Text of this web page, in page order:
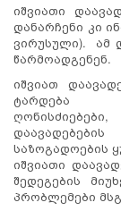
იშვიათი
დანარჩენი კი
ვირუსული). ამ
წარმოადგენენ.
იშვიათ
ტარდება
საზოგადოების
იშვიათი
შედეგების
პრობლემები